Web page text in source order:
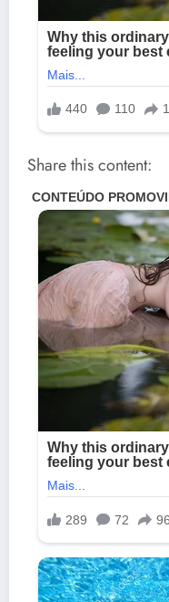
Share this content: